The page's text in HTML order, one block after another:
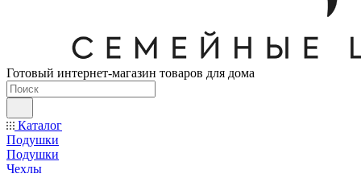
Готовый интернет-магазин товаров для дома
Каталог
Подушки
Подушки
Чехлы